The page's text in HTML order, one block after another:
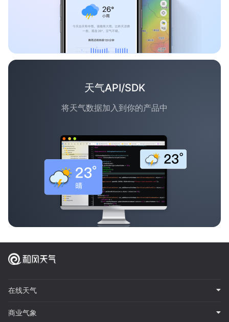
天气API/SDK
将天气数据加入到你的产品中
在线天气
商业气象